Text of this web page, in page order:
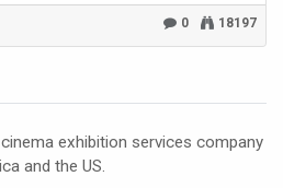
0 18197
exhibition services company
and the US.